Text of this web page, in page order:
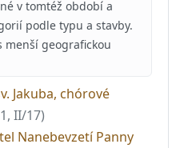
v tomtéž období a
podle typu a stavby.
menší geografickou
Jakuba, chórové
II/17)
Nanebevzetí Panny